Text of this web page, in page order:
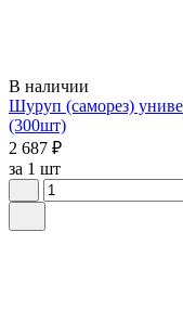
В наличии
Шуруп (саморез)
(300шт)
2 687 ₽
за 1 шт